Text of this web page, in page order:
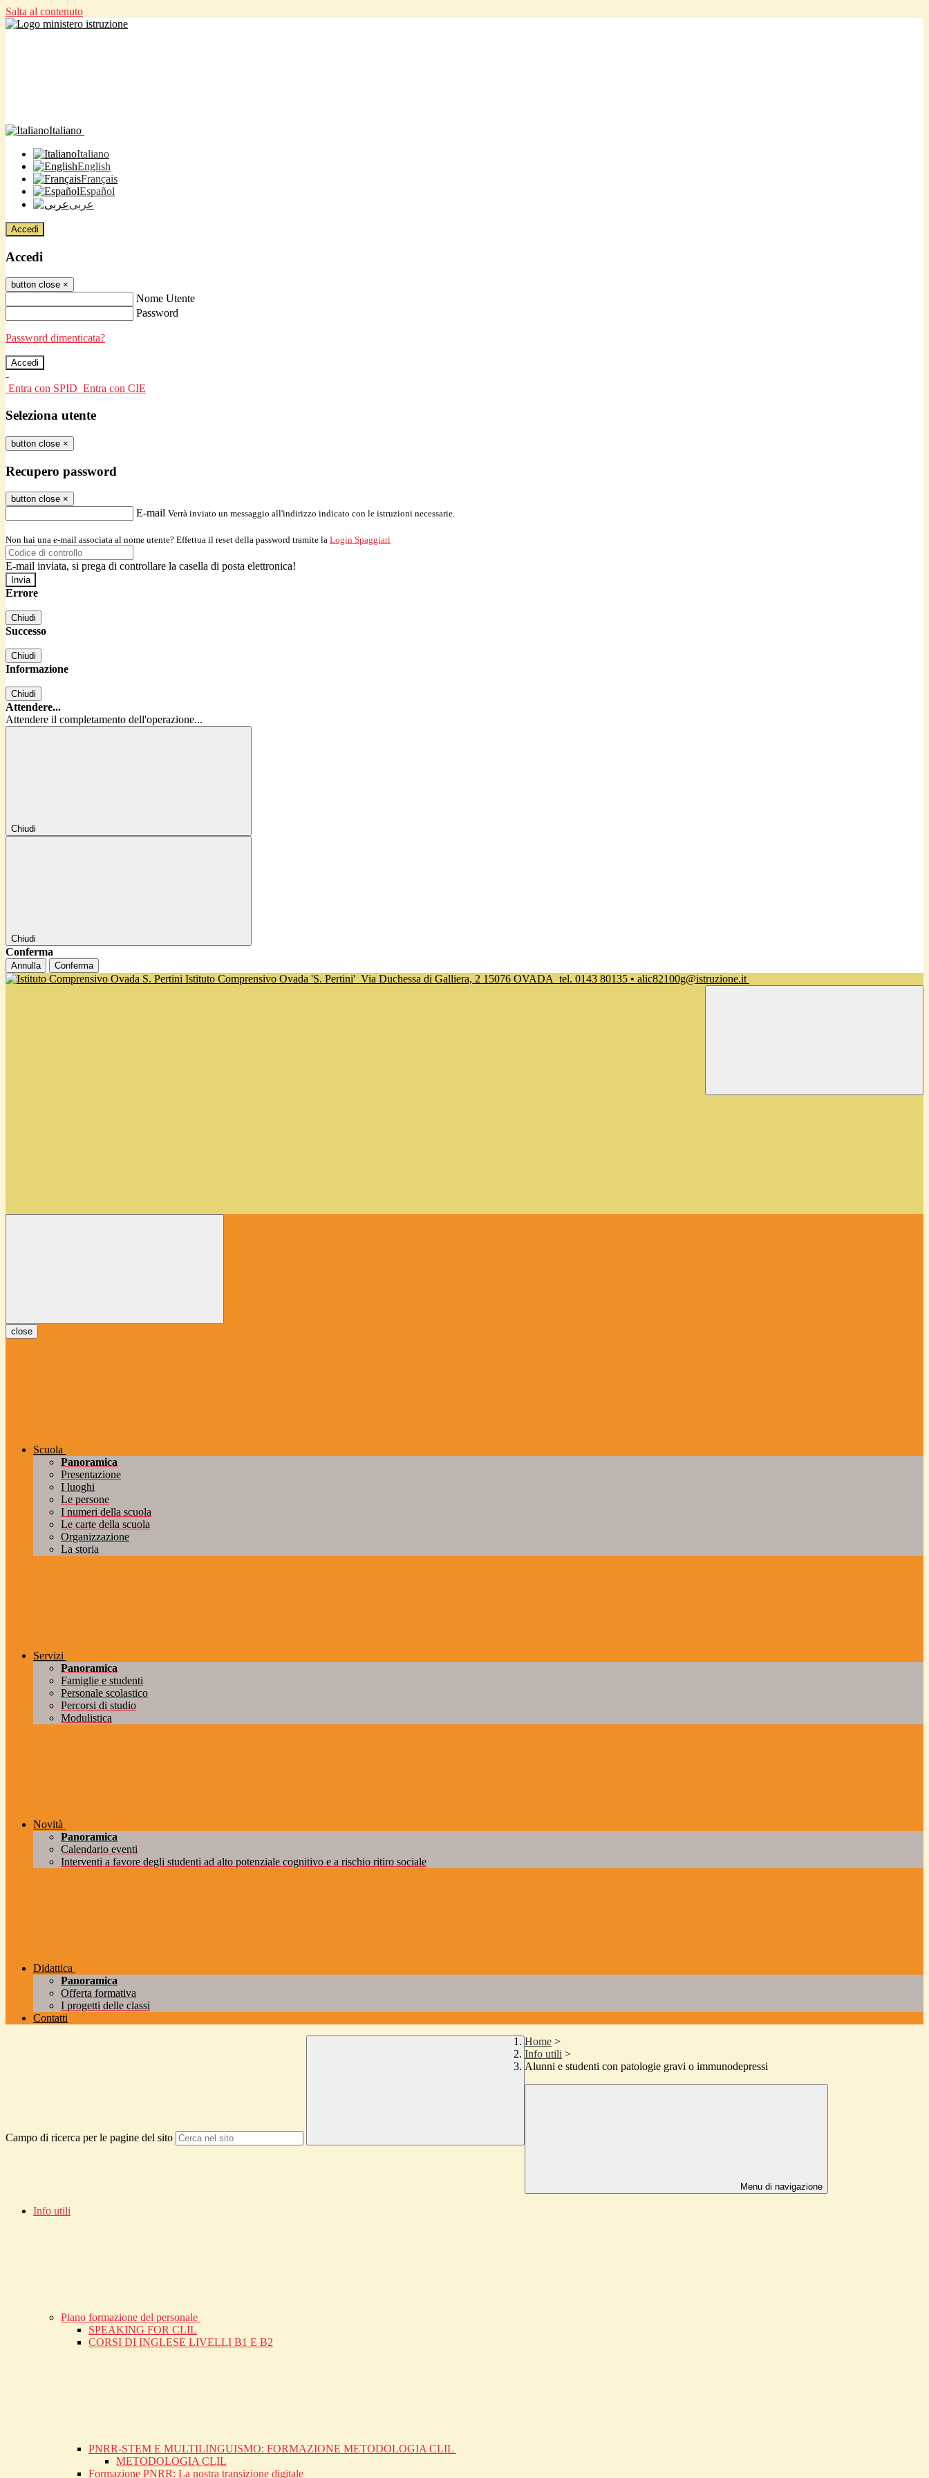
Salta al contenuto
Italiano
Italiano
English
Français
Español
عربى
Accedi
Accedi
button close ×
Nome Utente
Password
Password dimenticata?
-
Entra con SPID Entra con CIE
Seleziona utente
button close ×
Recupero password
button close ×
E-mail Verrà inviato un messaggio all'indirizzo indicato con le istruzioni necessarie.
Non hai una e-mail associata al nome utente? Effettua il reset della password tramite la Login Spaggiari
E-mail inviata, si prega di controllare la casella di posta elettronica!
Errore
Chiudi
Successo
Chiudi
Informazione
Chiudi
Attendere...
Attendere il completamento dell'operazione...
Chiudi
Chiudi
Conferma
Annulla Conferma
Istituto Comprensivo Ovada 'S. Pertini' Via Duchessa di Galliera, 2 15076 OVADA tel. 0143 80135 • alic82100g@istruzione.it
close
Scuola
Panoramica
Presentazione
I luoghi
Le persone
I numeri della scuola
Le carte della scuola
Organizzazione
La storia
Servizi
Panoramica
Famiglie e studenti
Personale scolastico
Percorsi di studio
Modulistica
Novità
Panoramica
Calendario eventi
Interventi a favore degli studenti ad alto potenziale cognitivo e a rischio ritiro sociale
Didattica
Panoramica
Offerta formativa
I progetti delle classi
Contatti
Campo di ricerca per le pagine del sito
Home >
Info utili >
Alunni e studenti con patologie gravi o immunodepressi
Menu di navigazione
Info utili
Piano formazione del personale
SPEAKING FOR CLIL
CORSI DI INGLESE LIVELLI B1 E B2
PNRR-STEM E MULTILINGUISMO: FORMAZIONE METODOLOGIA CLIL
METODOLOGIA CLIL
Formazione PNRR: La nostra transizione digitale